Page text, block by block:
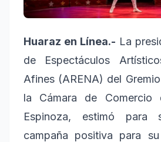
Huaraz en Línea.- La
de Espectáculos
Afines (ARENA) del
la Cámara de Comercio
Espinoza, estimó para
campaña positiva para